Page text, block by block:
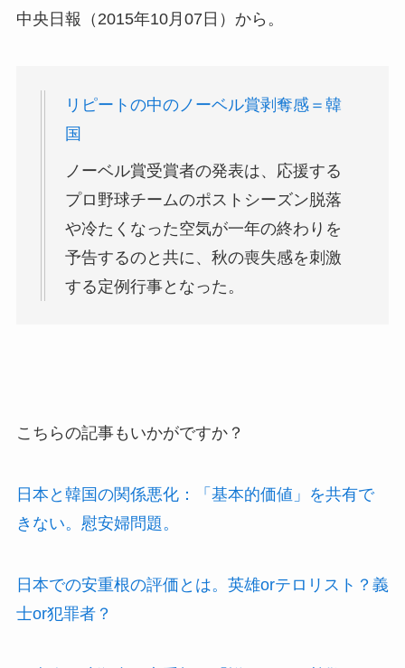
中央日報（2015年10月07日）から。
リピートの中のノーベル賞剥奪感＝韓
国
ノーベル賞受賞者の発表は、応援する
プロ野球チームのポストシーズン脱落
や冷たくなった空気が一年の終わりを
予告するのと共に、秋の喪失感を刺激
する定例行事となった。
こちらの記事もいかがですか？
日本と韓国の関係悪化：「基本的価値」を共有で
きない。慰安婦問題。
日本での安重根の評価とは。英雄orテロリスト？義
士or犯罪者？